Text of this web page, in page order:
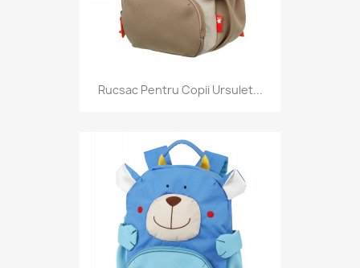
Rucsac Pentru Copii Ursulet...